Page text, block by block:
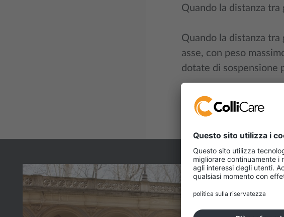
Quando la distanza
Quando la distanza
asse, con peso
dotate di sospensione